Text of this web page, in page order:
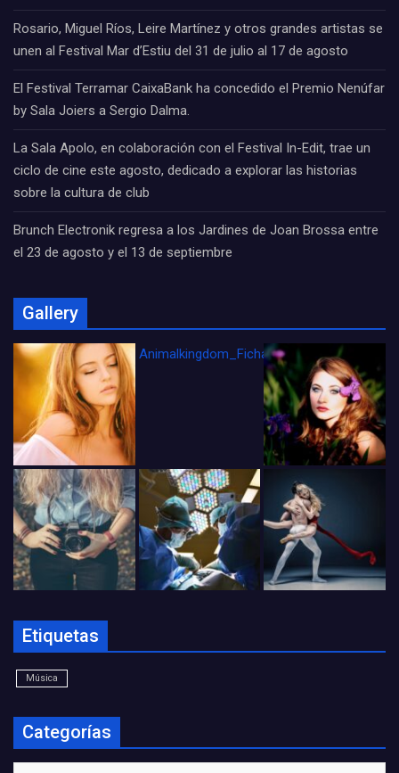
Rosario, Miguel Ríos, Leire Martínez y otros grandes artistas se
unen al Festival Mar d’Estiu del 31 de julio al 17 de agosto
El Festival Terramar CaixaBank ha concedido el Premio Nenúfar
by Sala Joiers a Sergio Dalma.
La Sala Apolo, en colaboración con el Festival In-Edit, trae un
ciclo de cine este agosto, dedicado a explorar las historias
sobre la cultura de club
Brunch Electronik regresa a los Jardines de Joan Brossa entre
el 23 de agosto y el 13 de septiembre
Gallery
Animalkingdom_FichaCine
Etiquetas
Música
Categorías